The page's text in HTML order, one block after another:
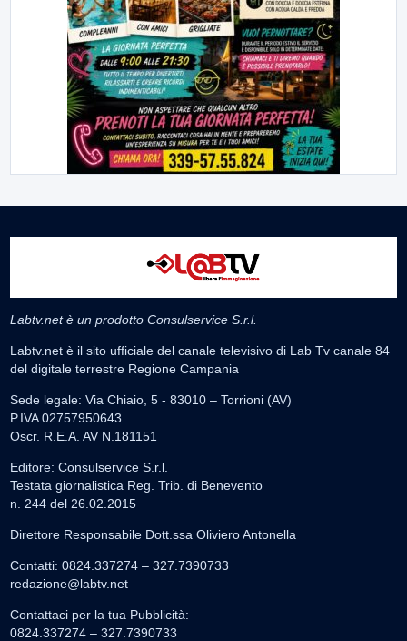
Labtv.net è un prodotto Consulservice S.r.l.
Labtv.net è il sito ufficiale del canale televisivo di Lab Tv canale 84
del digitale terrestre Regione Campania
Sede legale: Via Chiaio, 5 - 83010 – Torrioni (AV)
P.IVA 02757950643
Oscr. R.E.A. AV N.181151
Editore: Consulservice S.r.l.
Testata giornalistica Reg. Trib. di Benevento
n. 244 del 26.02.2015
Direttore Responsabile Dott.ssa Oliviero Antonella
Contatti: 0824.337274 – 327.7390733
redazione@labtv.net
Contattaci per la tua Pubblicità:
0824.337274 – 327.7390733